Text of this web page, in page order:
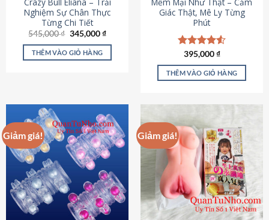
Crazy Bull Eliana – Trải
Nghiệm Sự Chân Thực
Từng Chi Tiết
545,000₫ Giá
là:
545,000 ₫.
345,000₫Giá
tại
THÊM VÀO GIỎ HÀNG
Mềm Mại Như Thật – Cảm
Giác Thật, Mê Ly Từng
Phút
Được xếp
hạng4.53
5 sao
395,000₫
THÊM VÀO GIỎ HÀNG
Giảm giá! Giảm giá!